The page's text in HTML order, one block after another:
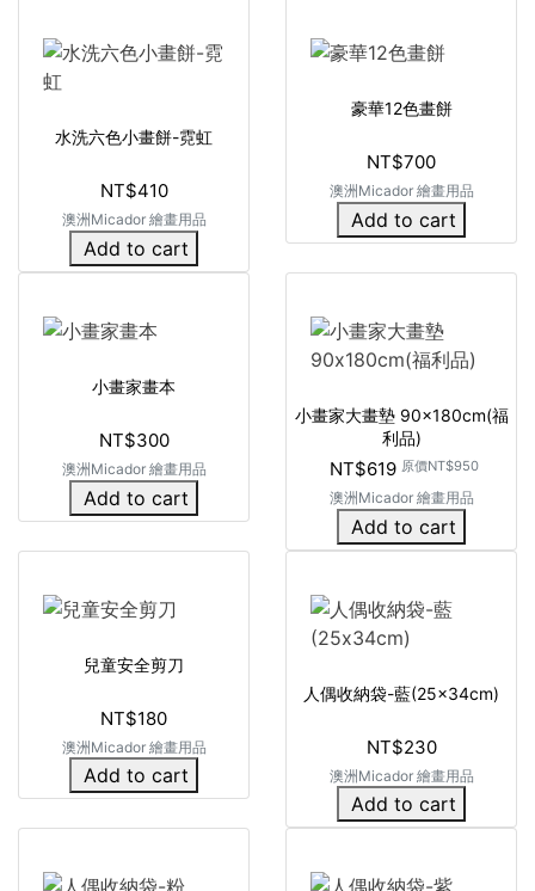
水洗六色小畫餅-霓虹
NT$410
澳洲Micador 繪畫用品
Add to cart
豪華12色畫餅
NT$700
澳洲Micador 繪畫用品
Add to cart
小畫家畫本
NT$300
澳洲Micador 繪畫用品
Add to cart
小畫家大畫墊 90x180cm(福
利品)
NT$619 原價NT$950
澳洲Micador 繪畫用品
Add to cart
兒童安全剪刀
NT$180
澳洲Micador 繪畫用品
Add to cart
人偶收納袋-藍(25x34cm)
NT$230
澳洲Micador 繪畫用品
Add to cart